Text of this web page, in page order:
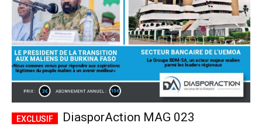
DiasporAction MAG 023